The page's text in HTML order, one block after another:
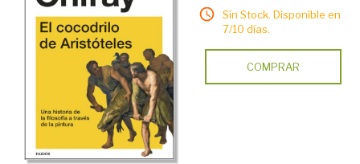
Sin Stock. Disponible en
7/10 días.
COMPRAR